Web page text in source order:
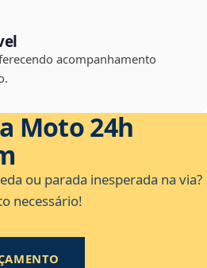
acompanhamento
Moto 24h
ou parada inesperada na via?
necessário!